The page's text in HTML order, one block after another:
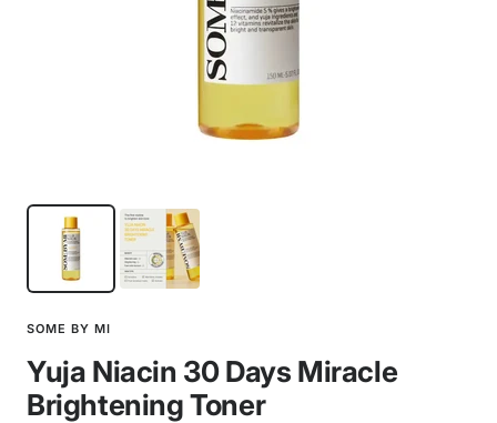
SOME BY MI
Yuja Niacin 30 Days Miracle
Brightening Toner